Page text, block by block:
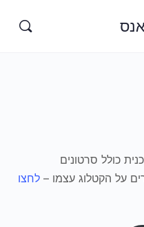
כולל סרטונים
על הקטלוג עצמו – לחצו